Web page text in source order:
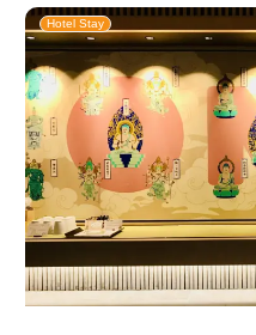
Hotel Stay